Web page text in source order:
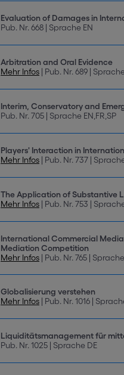
Evaluation of Damages in
Pub. Nr. 668 | Sprache EN
Arbitration and Oral Evidence
Mehr Infos | Pub. Nr. 689 |
Interim, Conservatory and
Pub. Nr. 705 | Sprache EN,FR,SP
Players' Interaction in
Mehr Infos | Pub. Nr. 737 |
The Application of Substantive
Mehr Infos | Pub. Nr. 753 |
International Commercial
Mediation Competition
Mehr Infos | Pub. Nr. 765 |
Globalisierung verstehen
Mehr Infos | Pub. Nr. 1016 |
Liquiditätsmanagement für
Pub. Nr. 1025 | Sprache DE